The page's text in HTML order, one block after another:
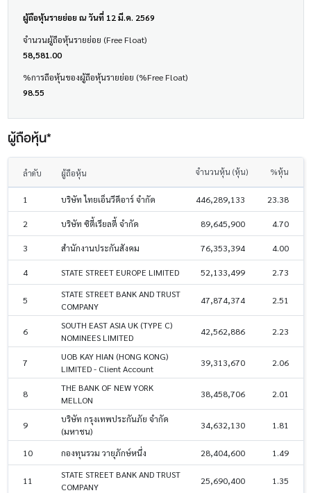
ผู้ถือหุ้นรายย่อย ณ วันที่ 12 มี.ค. 2569
จำนวนผู้ถือหุ้นรายย่อย (Free Float)
58,581.00
%การถือหุ้นของผู้ถือหุ้นรายย่อย (%Free Float)
98.55
ผู้ถือหุ้น*
ลำดับ ผู้ถือหุ้น จำนวนหุ้น (หุ้น) %หุ้น
1 บริษัท ไทยเอ็นวีดีอาร์ จำกัด 446,289,133 23.38
2 บริษัท ซิตี้เรียลตี้ จำกัด 89,645,900 4.70
3 สำนักงานประกันสังคม 76,353,394 4.00
4 STATE STREET EUROPE LIMITED 52,133,499 2.73
5
STATE STREET BANK AND TRUST
COMPANY
47,874,374 2.51
6
SOUTH EAST ASIA UK (TYPE C)
NOMINEES LIMITED
42,562,886 2.23
7
UOB KAY HIAN (HONG KONG)
LIMITED - Client Account
39,313,670 2.06
8
THE BANK OF NEW YORK
MELLON
38,458,706 2.01
9
บริษัท กรุงเทพประกันภัย จำกัด
(มหาชน)
34,632,130 1.81
10 กองทุนรวม วายุภักษ์หนึ่ง 28,404,600 1.49
11
STATE STREET BANK AND TRUST
COMPANY
25,690,400 1.35